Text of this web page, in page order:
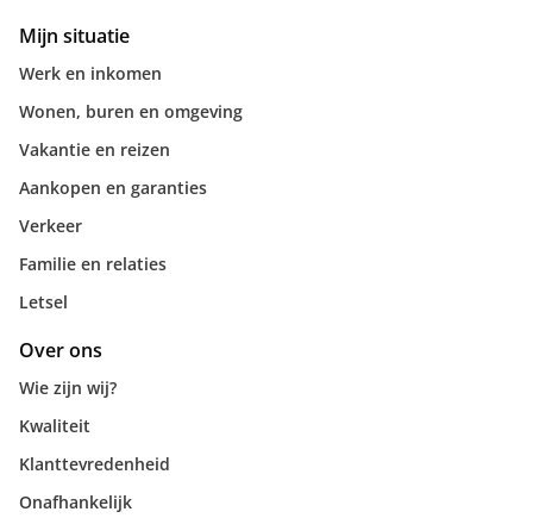
Mijn situatie
Werk en inkomen
Wonen, buren en omgeving
Vakantie en reizen
Aankopen en garanties
Verkeer
Familie en relaties
Letsel
Over ons
Wie zijn wij?
Kwaliteit
Klanttevredenheid
Onafhankelijk